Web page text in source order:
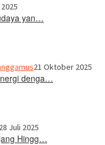
yan…
21 Oktober 2025
denga…
28 Juli 2025
Hingg…